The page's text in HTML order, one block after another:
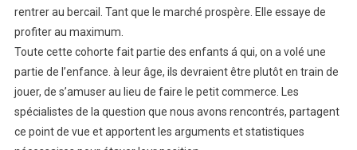
rentrer au bercail. Tant que le marché prospère. Elle essaye de
profiter au maximum.
Toute cette cohorte fait partie des enfants á qui, on a volé une
partie de l’enfance. à leur âge, ils devraient être plutôt en train de
jouer, de s’amuser au lieu de faire le petit commerce. Les
spécialistes de la question que nous avons rencontrés, partagent
ce point de vue et apportent les arguments et statistiques